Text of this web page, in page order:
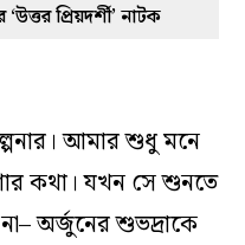
প্রিয়দর্শী’ নাটক
আমার শুধু মনে
কথা। যখন সে শুনতে
অর্জুনের শুভদ্রাকে